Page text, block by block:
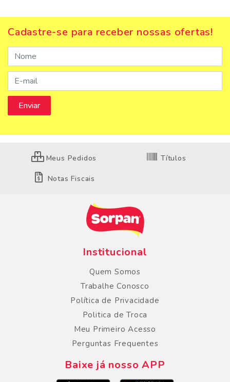
Cadastre-se para receber nossas ofertas!
Meus Pedidos Títulos
Notas Fiscais
Institucional
Quem Somos
Trabalhe Conosco
Política de Privacidade
Politica de Troca
Meu Primeiro Acesso
Perguntas Frequentes
Baixe já nosso APP